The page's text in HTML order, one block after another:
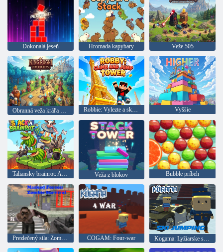
Dokonalá jeseň Hromada kapybary Veže 505
Robbie: Vylezte a skočte z veže Vyššie
Taliansky brainrot: Akumulácia Veža z blokov Bubble príbeh
Prezlečený sila: Zombie Survival COGAM: Four-war Kogama: Lyžiarske skoky!